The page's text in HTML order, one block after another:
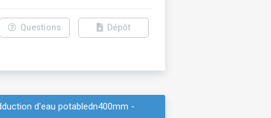
Questions Dépôt
d'eau potabledn400mm -